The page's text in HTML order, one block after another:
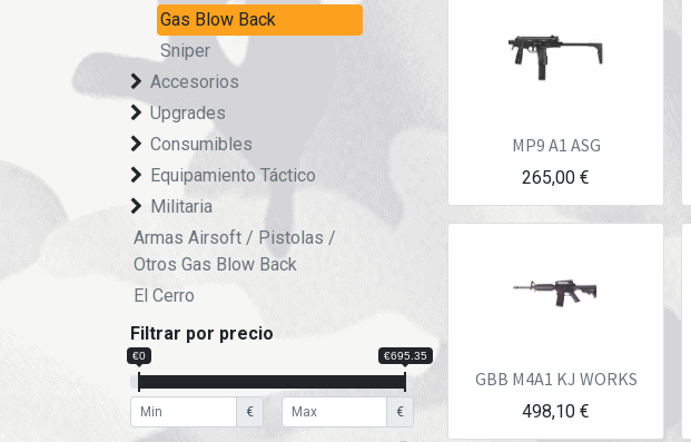
Gas Blow Back
Sniper
Accesorios
Upgrades
Consumibles
Equipamiento Táctico
Militaria
Armas Airsoft / Pistolas /
Otros Gas Blow Back
El Cerro
Filtrar por precio
€0 €695.35
€ €
MP9 A1 ASG
265,00 €
GBB M4A1 KJ WORKS
498,10 €